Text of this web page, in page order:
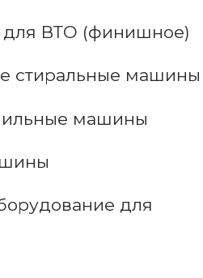
ВТО (финишное)
стиральные машины
машины
для